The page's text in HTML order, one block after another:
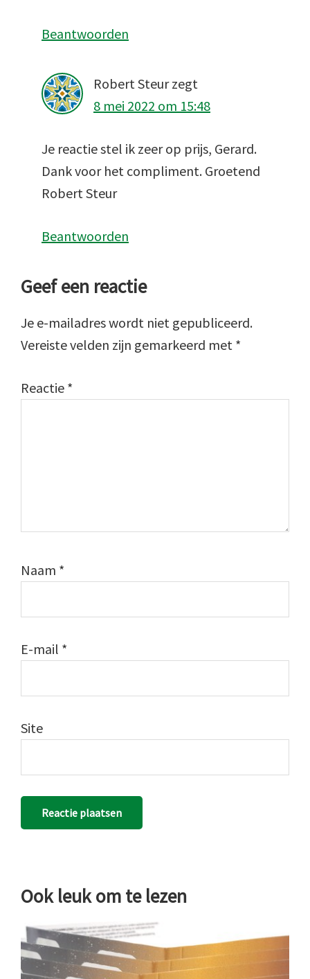
Beantwoorden
Robert Steur zegt
8 mei 2022 om 15:48
Je reactie stel ik zeer op prijs, Gerard.
Dank voor het compliment. Groetend
Robert Steur
Beantwoorden
Geef een reactie
Je e-mailadres wordt niet gepubliceerd.
Vereiste velden zijn gemarkeerd met *
Reactie *
Naam *
E-mail *
Site
Ook leuk om te lezen